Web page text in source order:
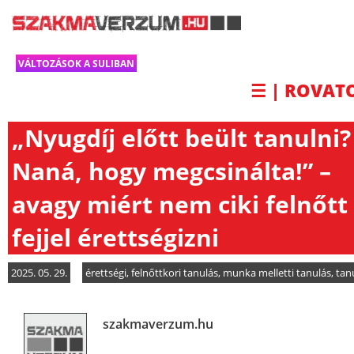
VÁLTOZÁSOK A SULIBAN
☰ |
„Nyugdíj előtt beült tanulni?
Naná, hogy megcsinálta!” –
avagy miért nem ciki felnőtt
fejjel érettségizni
2025. 05. 29. érettségi,felnőttkori tanulás, munka melletti tanulás,
szakmaverzum.hu